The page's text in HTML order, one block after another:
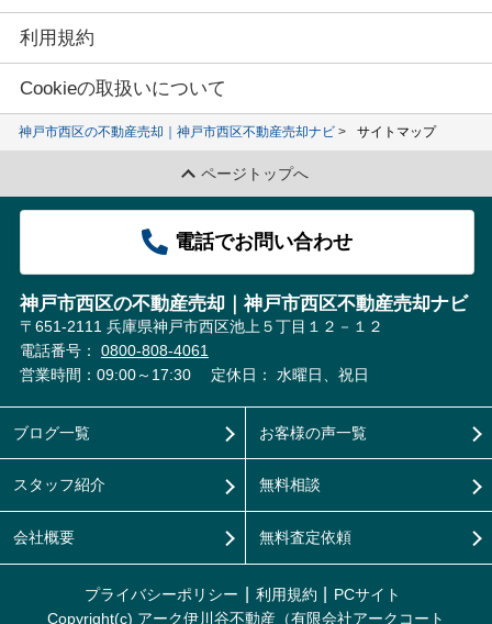
利用規約
Cookieの取扱いについて
神戸市西区の不動産売却｜神戸市西区不動産売却ナビ サイトマップ
ページトップへ
電話でお問い合わせ
神戸市西区の不動産売却｜神戸市西区不動産売却ナビ
〒651-2111 兵庫県神戸市西区池上５丁目１２－１２
電話番号： 0800-808-4061
営業時間：09:00～17:30
定休日： 水曜日、祝日
ブログ一覧
スタッフ紹介
会社概要
お客様の声一覧
無料相談
無料査定依頼
プライバシーポリシー 利用規約
PCサイト
Copyright(c) アーク伊川谷不動産（有限会社アークコート